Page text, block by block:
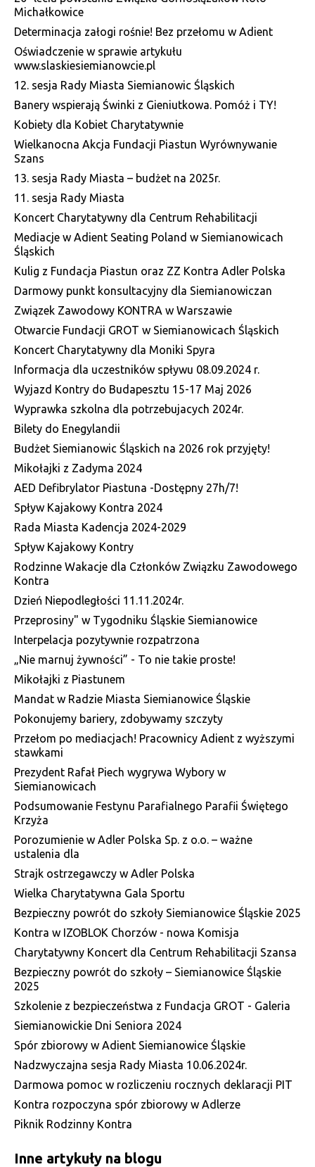
Michałkowice
Determinacja załogi rośnie! Bez przełomu w Adient
Oświadczenie w sprawie artykułu
www.slaskiesiemianowcie.pl
12. sesja Rady Miasta Siemianowic Śląskich
Banery wspierają Świnki z Gieniutkowa. Pomóż i TY!
Kobiety dla Kobiet Charytatywnie
Wielkanocna Akcja Fundacji Piastun Wyrównywanie
Szans
13. sesja Rady Miasta – budżet na 2025r.
11. sesja Rady Miasta
Koncert Charytatywny dla Centrum Rehabilitacji
Mediacje w Adient Seating Poland w Siemianowicach
Śląskich
Kulig z Fundacja Piastun oraz ZZ Kontra Adler Polska
Darmowy punkt konsultacyjny dla Siemianowiczan
Związek Zawodowy KONTRA w Warszawie
Otwarcie Fundacji GROT w Siemianowicach Śląskich
Koncert Charytatywny dla Moniki Spyra
Informacja dla uczestników spływu 08.09.2024 r.
Wyjazd Kontry do Budapesztu 15-17 Maj 2026
Wyprawka szkolna dla potrzebujacych 2024r.
Bilety do Enegylandii
Budżet Siemianowic Śląskich na 2026 rok przyjęty!
Mikołajki z Zadyma 2024
AED Defibrylator Piastuna -Dostępny 27h/7!
Spływ Kajakowy Kontra 2024
Rada Miasta Kadencja 2024-2029
Spływ Kajakowy Kontry
Rodzinne Wakacje dla Członków Związku Zawodowego
Kontra
Dzień Niepodległości 11.11.2024r.
Przeprosiny" w Tygodniku Śląskie Siemianowice
Interpelacja pozytywnie rozpatrzona
„Nie marnuj żywności” - To nie takie proste!
Mikołajki z Piastunem
Mandat w Radzie Miasta Siemianowice Śląskie
Pokonujemy bariery, zdobywamy szczyty
Przełom po mediacjach! Pracownicy Adient z wyższymi
stawkami
Prezydent Rafał Piech wygrywa Wybory w
Siemianowicach
Podsumowanie Festynu Parafialnego Parafii Świętego
Krzyża
Porozumienie w Adler Polska Sp. z o.o. – ważne
ustalenia dla
Strajk ostrzegawczy w Adler Polska
Wielka Charytatywna Gala Sportu
Bezpieczny powrót do szkoły Siemianowice Śląskie 2025
Kontra w IZOBLOK Chorzów - nowa Komisja
Charytatywny Koncert dla Centrum Rehabilitacji Szansa
Bezpieczny powrót do szkoły – Siemianowice Śląskie
2025
Szkolenie z bezpieczeństwa z Fundacja GROT - Galeria
Siemianowickie Dni Seniora 2024
Spór zbiorowy w Adient Siemianowice Śląskie
Nadzwyczajna sesja Rady Miasta 10.06.2024r.
Darmowa pomoc w rozliczeniu rocznych deklaracji PIT
Kontra rozpoczyna spór zbiorowy w Adlerze
Piknik Rodzinny Kontra
Inne artykuły na blogu